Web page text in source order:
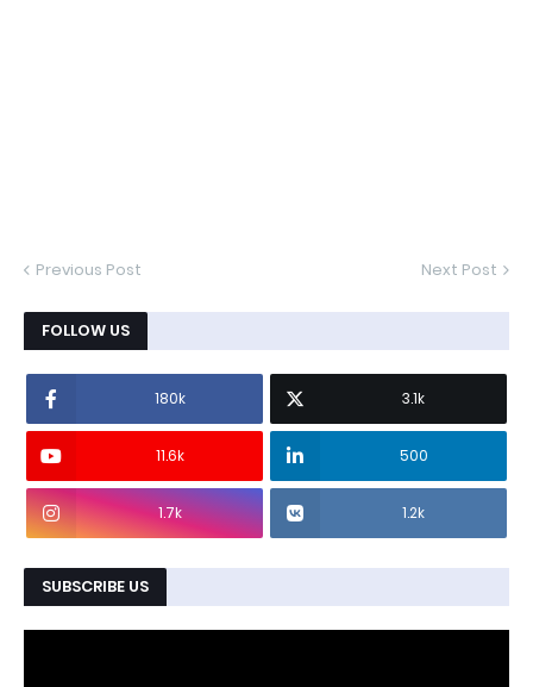
Previous Post Next Post
FOLLOW US
180k 3.1k
11.6k 500
1.7k 1.2k
SUBSCRIBE US